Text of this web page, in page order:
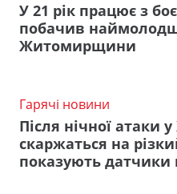
У 21 рік працює з
побачив
Житомирщини
Гарячі новини
Після нічної атаки
скаржаться на
показують датчики